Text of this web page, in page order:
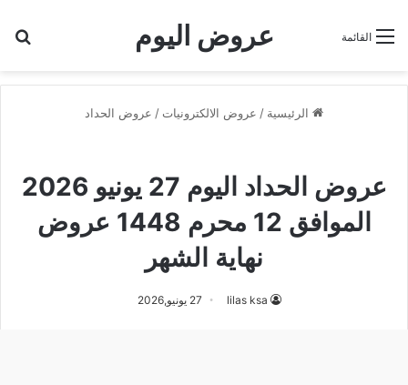
عروض اليوم القائمة
الرئيسية / عروض الالكترونيات / عروض الحداد
عروض الحداد اليوم 27 يونيو 2026
الموافق 12 محرم 1448 عروض
نهاية الشهر
lilas ksa 27 يونيو,2026